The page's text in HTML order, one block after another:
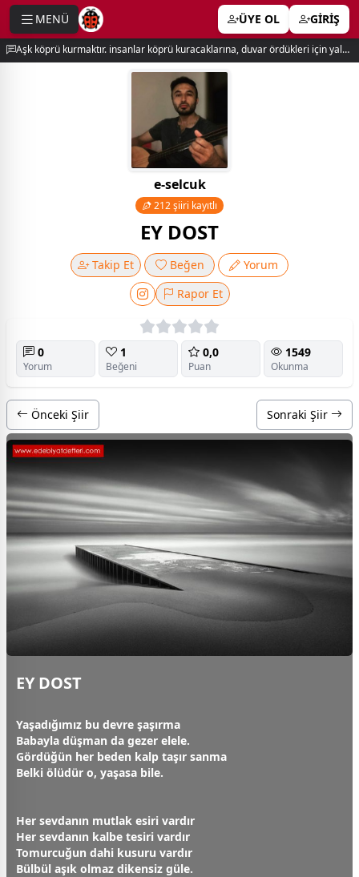
MENÜ ÜYE OL GİRİŞ
Aşk köprü kurmaktır. insanlar köprü kuracaklarına, duvar ördükleri için yalnız kalırlar. newton
e-selcuk
212 şiiri kayıtlı
EY DOST
Takip Et Beğen
Yorum
Rapor Et
0
Yorum
1
Beğeni
0,0
Puan
1549
Okunma
Önceki Şiir Sonraki Şiir
EY DOST
Yaşadığımız bu devre şaşırma
Babayla düşman da gezer elele.
Gördüğün her beden kalp taşır sanma
Belki ölüdür o, yaşasa bile.
Her sevdanın mutlak esiri vardır
Her sevdanın kalbe tesiri vardır
Tomurcuğun dahi kusuru vardır
Bülbül aşık olmaz dikensiz güle.
menu